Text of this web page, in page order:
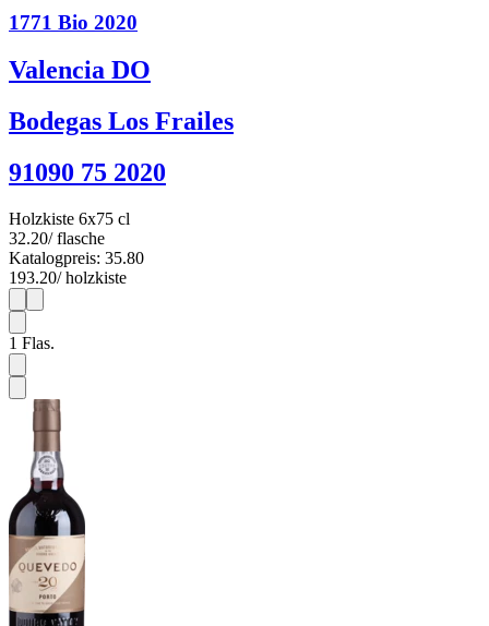
1771 Bio 2020
Valencia DO
Bodegas Los Frailes
91090 75 2020
Holzkiste 6x75 cl
32.20/ flasche
Katalogpreis: 35.80
193.20/ holzkiste
1
1 Flas.